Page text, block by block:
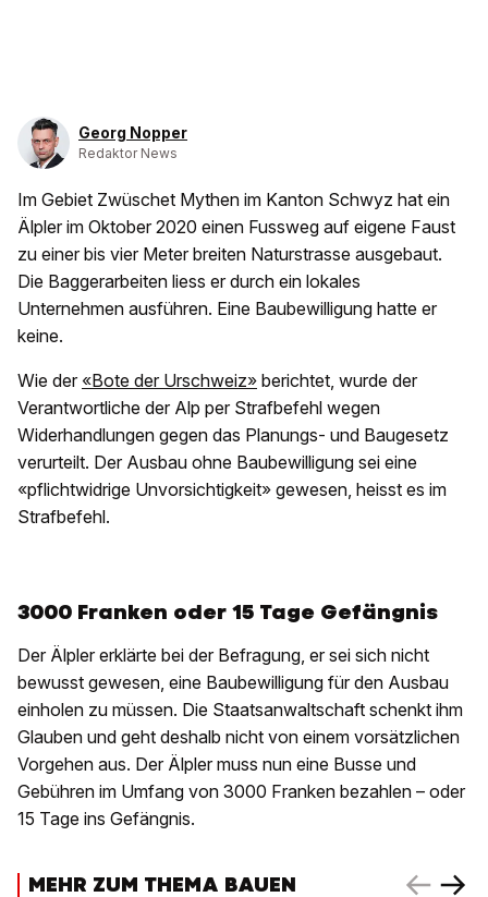
Georg Nopper
Redaktor News
Im Gebiet Zwüschet Mythen im Kanton Schwyz hat ein
Älpler im Oktober 2020 einen Fussweg auf eigene Faust
zu einer bis vier Meter breiten Naturstrasse ausgebaut.
Die Baggerarbeiten liess er durch ein lokales
Unternehmen ausführen. Eine Baubewilligung hatte er
keine.
Wie der «Bote der Urschweiz» berichtet, wurde der
Verantwortliche der Alp per Strafbefehl wegen
Widerhandlungen gegen das Planungs- und Baugesetz
verurteilt. Der Ausbau ohne Baubewilligung sei eine
«pflichtwidrige Unvorsichtigkeit» gewesen, heisst es im
Strafbefehl.
3000 Franken oder 15 Tage Gefängnis
Der Älpler erklärte bei der Befragung, er sei sich nicht
bewusst gewesen, eine Baubewilligung für den Ausbau
einholen zu müssen. Die Staatsanwaltschaft schenkt ihm
Glauben und geht deshalb nicht von einem vorsätzlichen
Vorgehen aus. Der Älpler muss nun eine Busse und
Gebühren im Umfang von 3000 Franken bezahlen – oder
15 Tage ins Gefängnis.
MEHR ZUM THEMA BAUEN